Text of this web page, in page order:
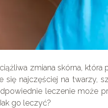
zmiana skórna,
się najczęściej na twarzy,
leczenie może
go leczyć?